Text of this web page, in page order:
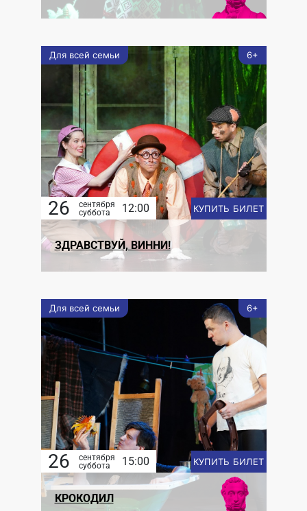
Для всей семьи 6+
26
сентября
суббота
12:00 КУПИТЬ БИЛЕТ
ЗДРАВСТВУЙ, ВИННИ!
Для всей семьи 6+
26
сентября
суббота
15:00 КУПИТЬ БИЛЕТ
КРОКОДИЛ